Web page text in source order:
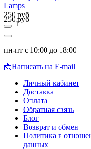
Lamps
250 руб
250 руб
пн-пт с 10:00 до 18:00
📩Написать на E-mail
Личный кабинет
Доставка
Оплата
Обратная связь
Блог
Возврат и обмен
Политика в
данных